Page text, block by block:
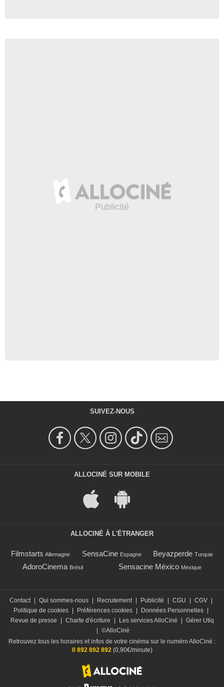
SUIVEZ-NOUS
ALLOCINÉ SUR MOBILE
ALLOCINÉ À L'ÉTRANGER
Filmstarts Allemagne SensaCine Espagne Beyazperde Turquie
AdoroCinema Brésil Sensacine México Mexique
Contact Qui sommes-nous Recrutement Publicité CGU CGV
Politique de cookies
Préférences cookies Données Personnelles
Revue de presse
Charte d'écriture Les services AlloCiné
Gérer Utiq
©AlloCiné
Retrouvez tous les horaires et infos de votre cinéma sur le numéro AlloCiné :
0 892 892 892(0,90€/minute)